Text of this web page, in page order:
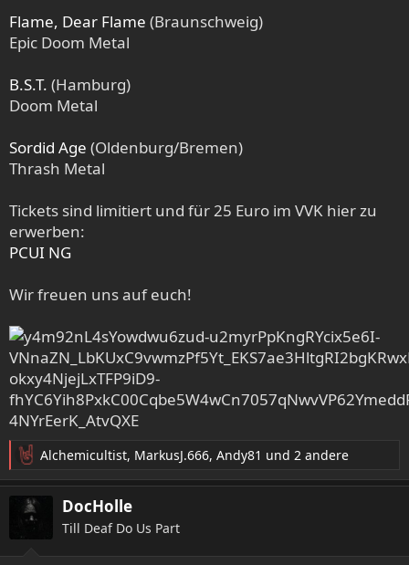
Flame, Dear Flame (Braunschweig)
Epic Doom Metal
B.S.T. (Hamburg)
Doom Metal
Sordid Age (Oldenburg/Bremen)
Thrash Metal
Tickets sind limitiert und für 25 Euro im VVK hier zu
erwerben:
PCUI NG
Wir freuen uns auf euch!
R
e
a
Alchemicultist, MarkusJ.666, Andy81 und 2 andere
DocHolle
Till Deaf Do Us Part